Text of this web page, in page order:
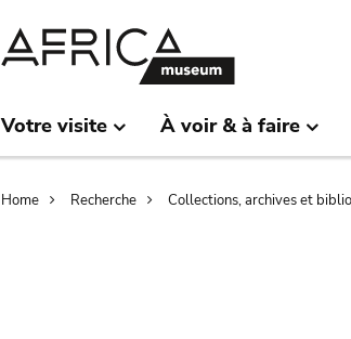
Votre visite À voir & à faire
Breadcrumb
Home Recherche Collections, archives et